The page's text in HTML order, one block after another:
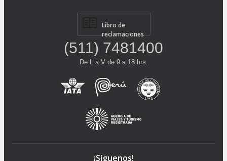
Libro de
reclamaciones
(511) 7481400
De L a V de 9 a 18 hrs.
¡Síguenos!